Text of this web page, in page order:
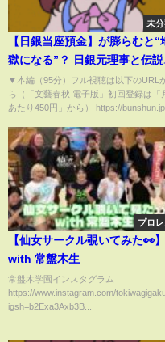
未分
【日銀当座預金】が膨らむと“
獄になる”？ 日銀元理事と伝説
ディーラーが分析する〈植田日
銀の“腹の中”〉
▼本編（95分）フル視聴は以下のURL
ら（「文藝春秋 電子版」初回登録は「
あたり450円」から） https://bunshun.jp/
プロレ
【仙女サークル覗いてみた👀】
with 常盤木生
常盤木学園インスタグラム
https://www.instagram.com/
igsh=b2Exa3Axb3B...